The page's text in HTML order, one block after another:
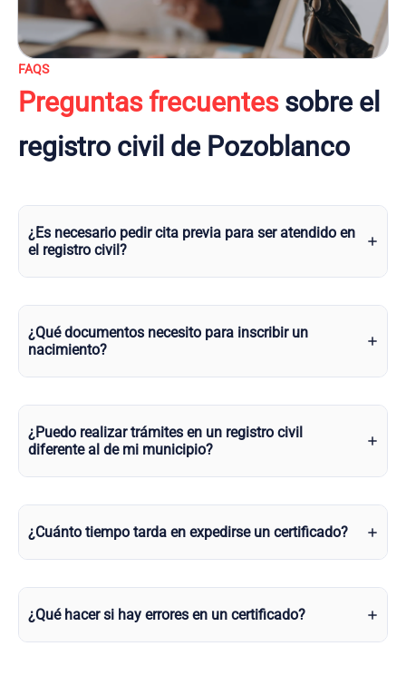
FAQS
Preguntas frecuentessobre el
registro civil de Pozoblanco
¿Es necesario pedir cita previa para ser atendido en
el registro civil?
¿Qué documentos necesito para inscribir un
nacimiento?
¿Puedo realizar trámites en un registro civil
diferente al de mi municipio?
¿Cuánto tiempo tarda en expedirse un certificado?
¿Qué hacer si hay errores en un certificado?